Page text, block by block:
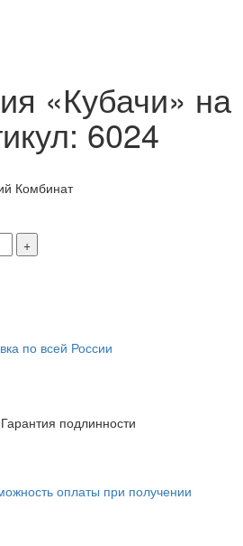
«Кубачи» на
6024
Комбинат
+
по всей России
подлинности
оплаты при получении